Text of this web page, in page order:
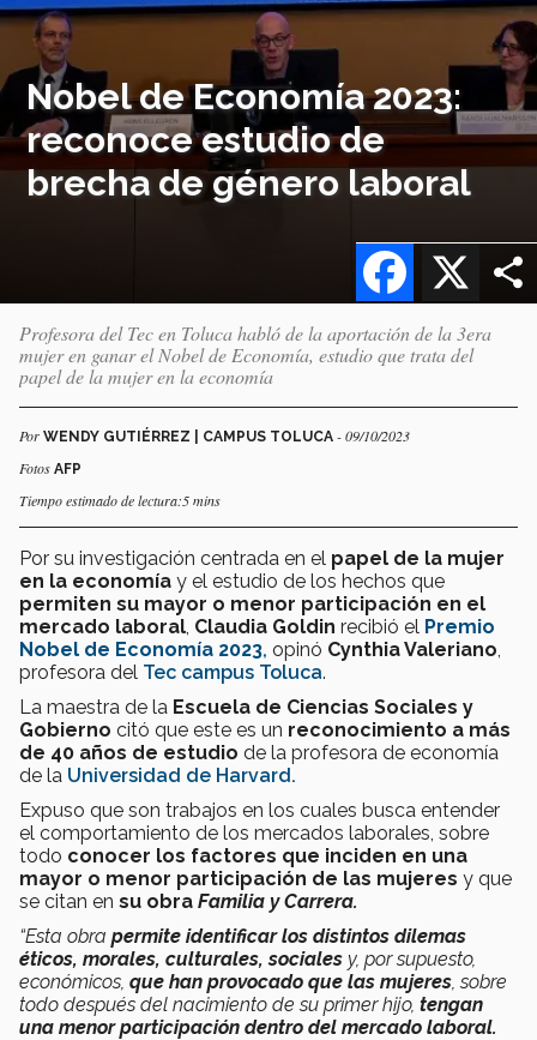
Nobel de Economía 2023:
reconoce estudio de
brecha de género laboral
X
Facebook
Profesora del Tec en Toluca habló de la aportación de la 3era
mujer en ganar el Nobel de Economía, estudio que trata del
papel de la mujer en la economía
Por WENDY GUTIÉRREZ | CAMPUS TOLUCA - 09/10/2023
Fotos AFP
Tiempo estimado de lectura:5 mins
Por su investigación centrada en el papel de la mujer
en la economía y el estudio de los hechos que
permiten su mayor o menor participación en el
mercado laboral Claudia Goldin recibió el Premio
Nobel de Economía 2023, opinó Cynthia Valeriano
profesora del Tec campus Toluca.
La maestra de la Escuela de Ciencias Sociales y
Gobierno citó que este es un reconocimiento a más
de 40 años de estudio de la profesora de economía
de la Universidad de Harvard.
Expuso que son trabajos en los cuales busca entender
el comportamiento de los mercados laborales, sobre
todo conocer los factores que inciden en una
mayor o menor participación de las mujeres y que
se citan en su obra Familia y Carrera.
“Esta obra permite identificar los distintos dilemas
éticos, morales, culturales, sociales y, por supuesto,
económicos, que han provocado que las mujeres , sobre
todo después del nacimiento de su primer hijo, tengan
una menor participación dentro del mercado laboral.